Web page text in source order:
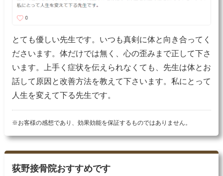
とても優しい先生です。いつも真剣に体と向き合ってく
ださいます。体だけでは無く、心の歪みまで正して下さ
います。上手く症状を伝えられなくても、先生は体とお
話して原因と改善方法を教えて下さいます。私にとって
人生を変えて下る先生です。
※お客様の感想であり、効果効能を保証するものではありません。
荻野接骨院おすすめです